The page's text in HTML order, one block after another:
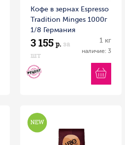
Кофе в зернах Espresso
Tradition Minges 1000г
1/8 Германия
3 155 р. за
шт
1 кг
наличие: 3